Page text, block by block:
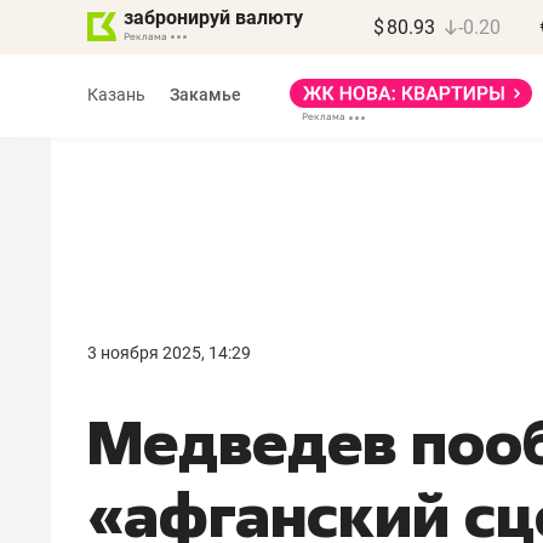
забронируй валюту $ 80.93 -0.20
Казань Закамье
3 ноября 2025, 14:29
Медведев
«афганский
девелопера – найти
правильный продукт»
Девелопер из топ-10*
Башкортостана входит в Татарстан